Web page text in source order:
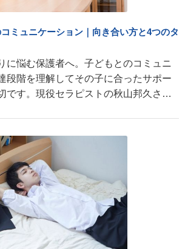
ミュニケーション｜向き合い方と4つのタ
に悩む保護者へ。子どもとのコミュニ
段階を理解してその子に合ったサポー
です。現役セラピストの秋山邦久さん